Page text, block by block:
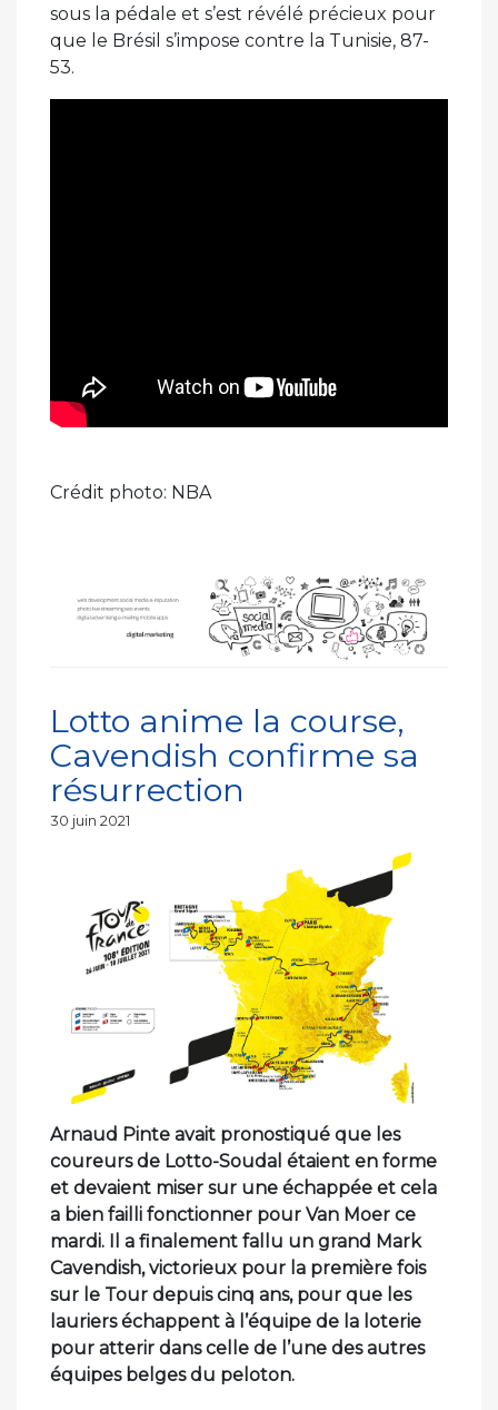
sous la pédale et s’est révélé précieux pour
que le Brésil s’impose contre la Tunisie, 87-
53.
Crédit photo: NBA
Lotto anime la course,
Cavendish confirme sa
résurrection
Publié
30 juin 2021
Arnaud Pinte avait pronostiqué que les
coureurs de Lotto-Soudal étaient en forme
et devaient miser sur une échappée et cela
a bien failli fonctionner pour Van Moer ce
mardi. Il a finalement fallu un grand Mark
Cavendish, victorieux pour la première fois
sur le Tour depuis cinq ans, pour que les
lauriers échappent à l’équipe de la loterie
pour atterir dans celle de l’une des autres
équipes belges du peloton.